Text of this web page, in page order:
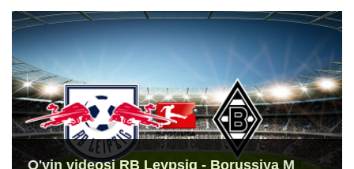
O'yin videosi RB Leypsig - Borussiya M